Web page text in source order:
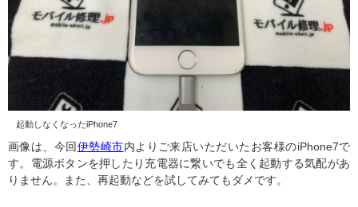
起動しなくなったiPhone7
画像は、今回 伊勢崎市内よりご来店いただいたお客様のiPhone7で
す。電源ボタンを押したり充電器に繋いでも全く起動する気配があ
りません。また、再起動などを試してみてもダメです。